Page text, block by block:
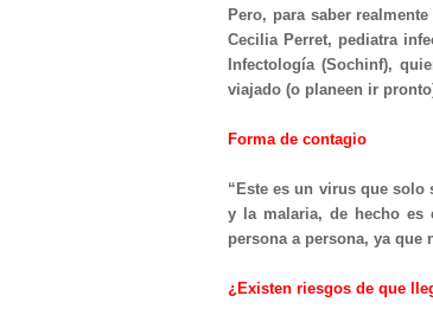
Pero, para saber
Cecilia Perret, pediatra
Infectología (Sochinf),
viajado (o planeen ir
Forma de contagio
“Este es un virus que solo
y la malaria, de hecho es
persona a persona, ya que
¿Existen riesgos de que